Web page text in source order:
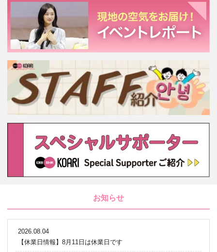
お知らせ
2026.08.04
【休業日情報】8月11日は休業日です